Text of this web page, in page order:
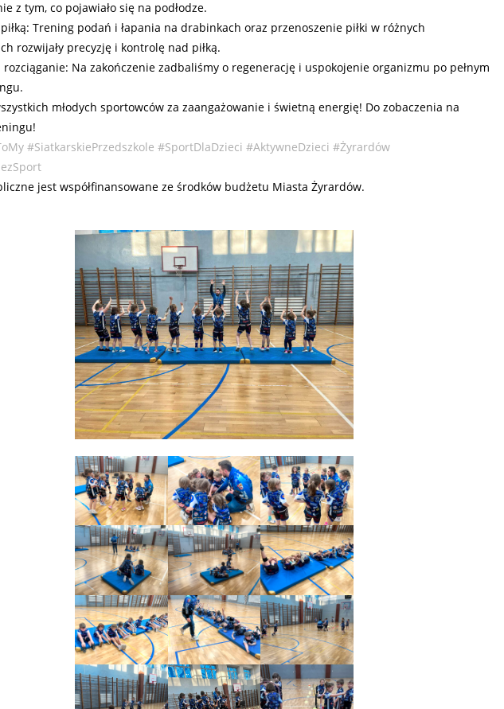
z tym, co pojawiało się na podłodze.
Trening podań i łapania na drabinkach oraz przenoszenie piłki w różnych
rozwijały precyzję i kontrolę nad piłką.
rozciąganie: Na zakończenie zadbaliśmy o regenerację i uspokojenie organizmu po pełnym
młodych sportowców za zaangażowanie i świetną energię! Do zobaczenia na
#SiatkarskiePrzedszkole #SportDlaDzieci #AktywneDzieci #Żyrardów
jest współfinansowane ze środków budżetu Miasta Żyrardów.